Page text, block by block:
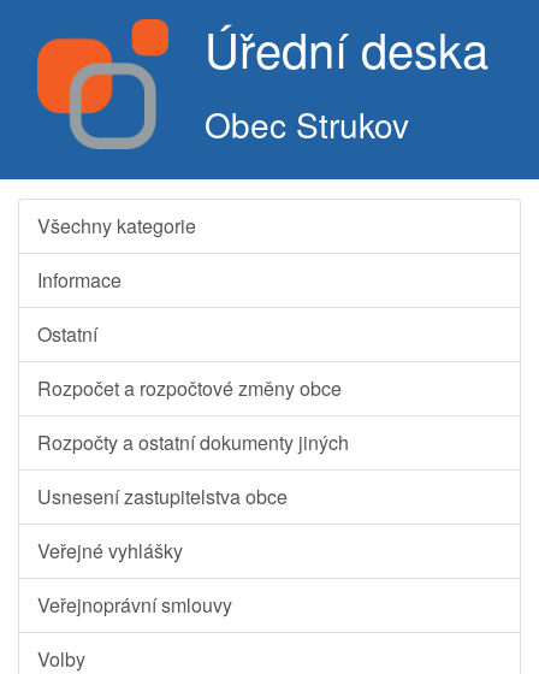
Úřední deska
Obec Strukov
Všechny kategorie
Informace
Ostatní
Rozpočet a rozpočtové změny obce
Rozpočty a ostatní dokumenty jiných
Usnesení zastupitelstva obce
Veřejné vyhlášky
Veřejnoprávní smlouvy
Volby